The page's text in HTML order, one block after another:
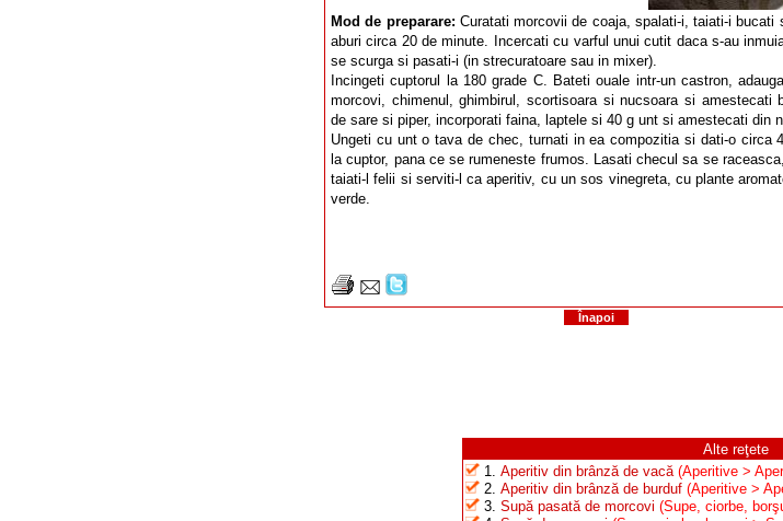
Mod de preparare: Curatati morcovii de coaja, spalati-i, taiati-i bucati
aburi circa 20 de minute. Incercati cu varful unui cutit daca s-au
se scurga si pasati-i (in strecuratoare sau in mixer).
Incingeti cuptorul la 180 grade C. Bateti ouale intr-un castron,
morcovi, chimenul, ghimbirul, scortisoara si nucsoara si amestecati
de sare si piper, incorporati faina, laptele si 40 g unt si amestecati din
Ungeti cu unt o tava de chec, turnati in ea compozitia si dati-o circa
la cuptor, pana ce se rumeneste frumos. Lasati checul sa se
taiati-l felii si serviti-l ca aperitiv, cu un sos vinegreta, cu plante
verde.
Înapoi
Alte reţete
1. Aperitiv din brânză de vacă (Aperitive >
2. Aperitiv din brânză de burduf (Aperitive >
3. Supă pasată de morcovi (Supe, ciorbe,